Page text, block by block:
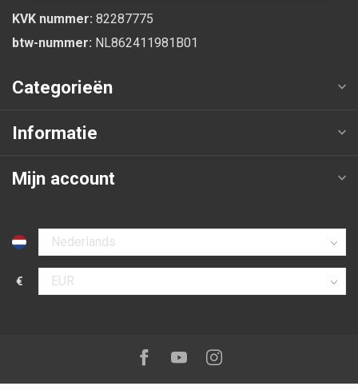
KVK nummer: 82287775
btw-nummer: NL862411981B01
Categorieën
Informatie
Mijn account
Selecteer taal
€
Selecteer valuta
Volg ons op:Facebook
YoutubeInstagram